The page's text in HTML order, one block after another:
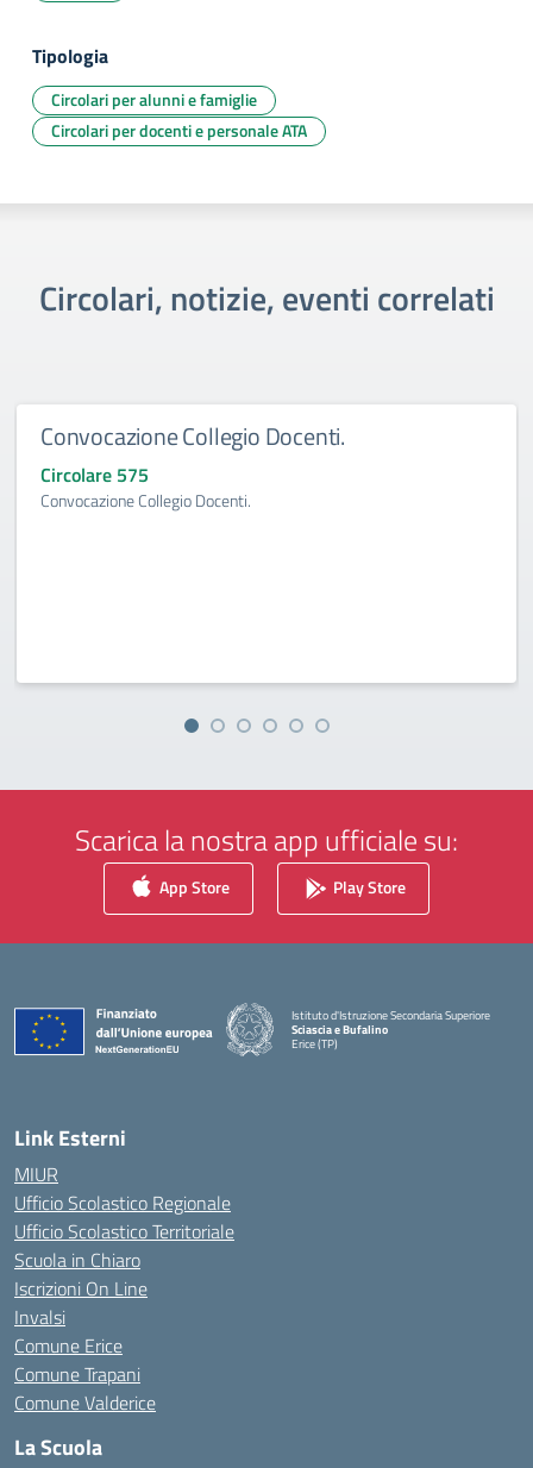
Tipologia
Circolari per alunni e famiglie
Circolari per docenti e personale ATA
Circolari, notizie, eventi correlati
Convocazione Collegio Docenti.
Circolare 575
Convocazione Collegio Docenti.
Scarica la nostra app ufficiale su:
App Store Play Store
Istituto d'Istruzione Secondaria Superiore
Sciascia e Bufalino
Erice (TP)
Link Esterni
MIUR
Ufficio Scolastico Regionale
Ufficio Scolastico Territoriale
Scuola in Chiaro
Iscrizioni On Line
Invalsi
Comune Erice
Comune Trapani
Comune Valderice
La Scuola